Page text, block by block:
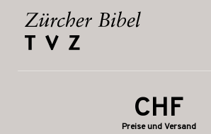
CHF
Preise und Versand